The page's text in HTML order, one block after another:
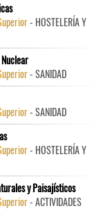
- HOSTELERÍA Y
- SANIDAD
- SANIDAD
- HOSTELERÍA Y
y Paisajísticos
- ACTIVIDADES